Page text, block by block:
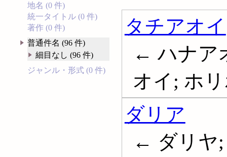
地名 (0 件)
統一タイトル (0 件)
著作 (0 件)
普通件名 (96 件)
細目なし (96 件)
ジャンル・形式 (0 件)
タチアオイ
← ハナア
オイ; ホ
ダリア
← ダリヤ;